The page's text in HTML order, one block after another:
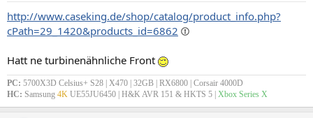
http://www.caseking.de/shop/catalog/product_info.php?
cPath=29_1420&products_id=6862
Hatt ne turbinenähnliche Front
PC: 5700X3D Celsius+ S28 | X470 | 32GB | RX6800 | Corsair 4000D
HC: Samsung 4K UE55JU6450 | H&K AVR 151 & HKTS 5 | Xbox Series X